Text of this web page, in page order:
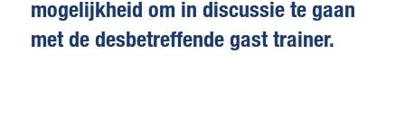
mogelijkheid om in discussie te gaan
met de desbetreffende gast trainer.